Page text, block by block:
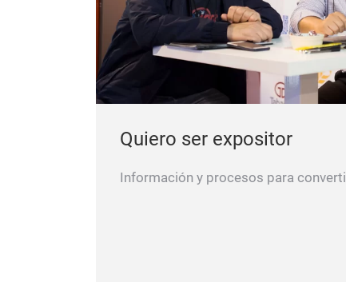
Quiero ser expositor
Información y procesos para